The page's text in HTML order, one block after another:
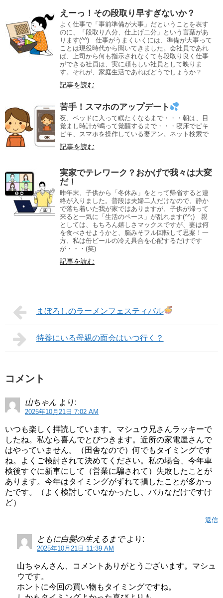
えーっ！その段取り早すぎないか？
よく仕事で「事前準備が大事」だということを表す
のに、「段取り八分、仕上げ二分」という言葉があ
ります(^^) 仕事がうまくいくには、準備が大事って
ことは現役時代から聞いてきました。会社員であれ
ば、上司から何も指示されなくても段取り良く仕事
ができる社員は、実に頼もしい社員として映りま
す。それが、家庭生活であればどうでしょうか？
記事を読む
苦手！スマホのアップデート
夜、ベッドに入って眠たくなるまで・・・朝は、目
覚まし時計が鳴って覚醒するまで・・・寝床でピキ
ピキ、スマホを操作している妻アン。ネット検索で
記事を読む
実家でテレワーク？おかげで我々は大変
だ！
昨年末、子供から「冬休み」をとって帰省すると連
絡が入りました。普段は夫婦二人だけなので、静か
で落ち着いた我が家ではありますが、子供が帰って
来ると一気に「生活のペース」が乱れます(^^;) 親
としては、もちろん嬉しさマックスですが、妻は何
を食べさせようかと、脳みそフル回転して思案！一
方、私は缶ビールの冷え具合を心配するだけです
が・・・(笑)
記事を読む
まぼろしのラーメンフェスティバル
特養にいる母親の面会はいつ行く？
コメント
山ちゃん より:
2025年10月21日 7:02 AM
いつも楽しく拝読しています。マシュウ兄さんラッキーで
したね。私なら喜んでとびつきます。近所の家電屋さんで
はやっていません。（田舎なので）何でもタイミングです
ね。よくご検討されて決めてください。私の場合、今年車
検後すぐに新車にして（営業に騙されて）失敗したことが
あります。今年はタイミングがずれて損したことが多かっ
たです。（よく検討していなかったし、バカなだけですけ
ど）
返信
ともに白髪の生えるまで より:
2025年10月21日 11:39 AM
山ちゃんさん、コメントありがとうございます。マシュ
ウです。
ホントに今回の買い物もタイミングですね。